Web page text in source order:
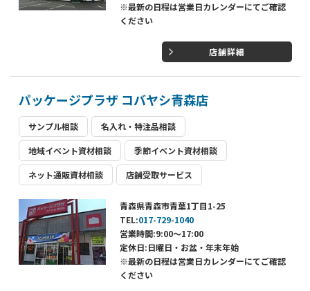
※最新の日程は営業日カレンダーにてご確認
ください
店舗詳細
パッケージプラザ コバヤシ青森店
サンプル相談 名入れ・特注品相談
地域イベント資材相談 季節イベント資材相談
ネット通販資材相談 店舗受取サービス
青森県青森市青葉1丁目1-25
TEL:017-729-1040
営業時間:9:00～17:00
定休日:日曜日・お盆・年末年始
※最新の日程は営業日カレンダーにてご確認
ください